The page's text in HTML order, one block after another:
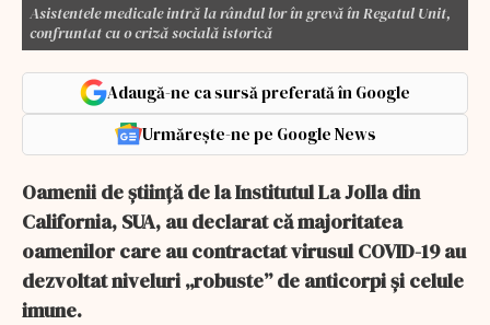
Asistentele medicale intră la rândul lor în grevă în Regatul Unit,
confruntat cu o criză socială istorică
Adaugă-ne ca sursă preferată în Google
Urmărește-ne pe Google News
Oamenii de știință de la Institutul La Jolla din
California, SUA, au declarat că majoritatea
oamenilor care au contractat virusul COVID-19 au
dezvoltat niveluri „robuste” de anticorpi și celule
imune.